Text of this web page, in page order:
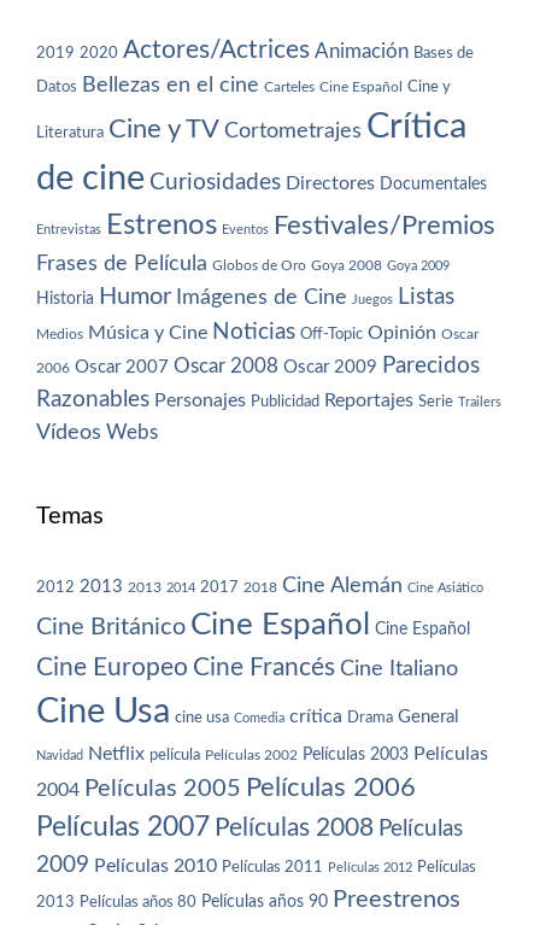
2019 2020 Actores/Actrices Animación Bases de
Datos Bellezas en el cine Carteles Cine Español Cine y
Literatura Cine y TV Cortometrajes Crítica
de cine Curiosidades Directores Documentales
Entrevistas Estrenos Eventos Festivales/Premios
Frases de Película Globos de Oro Goya 2008 Goya 2009
Historia Humor Imágenes de Cine Juegos Listas
Medios Música y Cine Noticias Off-Topic Opinión Oscar
2006 Oscar 2007 Oscar 2008 Oscar 2009 Parecidos
Razonables Personajes Publicidad Reportajes Serie Trailers
Vídeos Webs
Temas
2012 2013 2013 2014 2017 2018 Cine Alemán Cine Asiático
Cine Británico Cine Español Cine Español
Cine Europeo Cine Francés Cine Italiano
Cine Usa cine usa Comedia crítica Drama General
Navidad Netflix película Películas 2002 Películas 2003 Películas
2004 Películas 2005 Películas 2006
Películas 2007 Películas 2008 Películas
2009 Películas 2010 Películas 2011 Películas 2012 Películas
2013 Películas años 80 Películas años 90 Preestrenos